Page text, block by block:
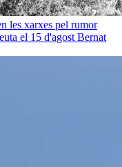
les xarxes pel rumor
el 15 d'agost Bernat